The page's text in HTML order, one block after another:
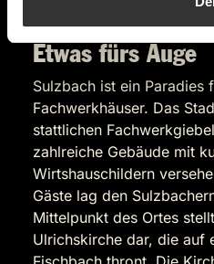
Etwas fürs Auge
Sulzbach ist ein Paradies
Fachwerkhäuser. Das
stattlichen
zahlreiche Gebäude mit
Wirtshauschildern
Gäste lag den
Mittelpunkt des Ortes
Ulrichskirche dar, die auf